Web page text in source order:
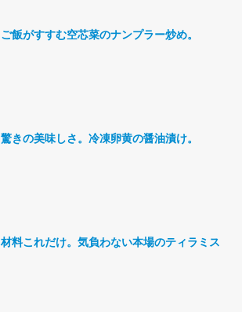
ご飯がすすむ空芯菜のナンプラー炒め。
驚きの美味しさ。冷凍卵黄の醤油漬け。
材料これだけ。気負わない本場のティラミス。